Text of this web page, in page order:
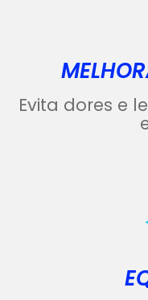
Evita dores e